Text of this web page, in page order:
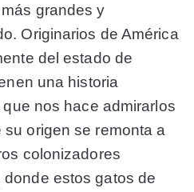
grandes y
Originarios de América
del estado de
una historia
nos hace admirarlos
origen se remonta a
colonizadores
estos gatos de